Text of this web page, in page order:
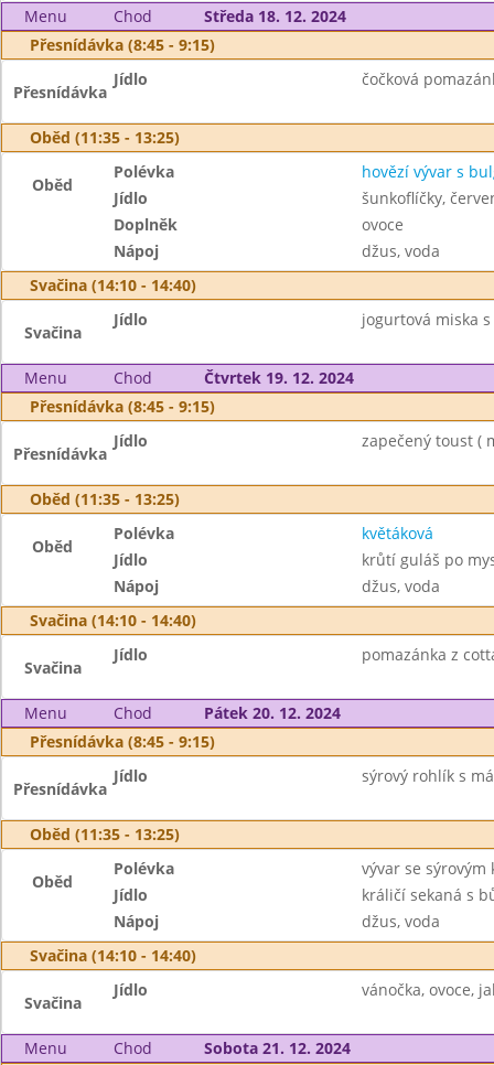
Menu Chod
Středa 18. 12. 2024
Přesnídávka (8:45 - 9:15)
Přesnídávka
Jídlo čočková
Oběd (11:35 - 13:25)
Oběd
Polévka
hovězí vývar s
Jídlo
šunkoflíčky,
Doplněk
ovoce
Nápoj
džus, voda
Svačina (14:10 - 14:40)
Svačina
Jídlo jogurtová miska
Menu Chod
Čtvrtek 19. 12. 2024
Přesnídávka (8:45 - 9:15)
Přesnídávka
Jídlo zapečený toust (
Oběd (11:35 - 13:25)
Oběd
Polévka
květáková
Jídlo
krůtí guláš po
Nápoj
džus, voda
Svačina (14:10 - 14:40)
Svačina
Jídlo pomazánka z
Menu Chod
Pátek 20. 12. 2024
Přesnídávka (8:45 - 9:15)
Přesnídávka
Jídlo sýrový rohlík s
Oběd (11:35 - 13:25)
Oběd
Polévka
vývar se sýrovým
Jídlo
králičí sekaná s
Nápoj
džus, voda
Svačina (14:10 - 14:40)
Svačina
Jídlo vánočka, ovoce,
Menu Chod
Sobota 21. 12. 2024